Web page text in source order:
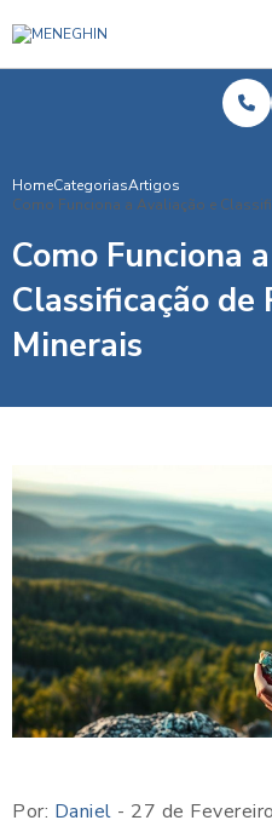
HomeCategoriasArtigos
Como Funciona a Avaliação e
Como Funciona
Classificação de
Minerais
Por: Daniel - 27 de